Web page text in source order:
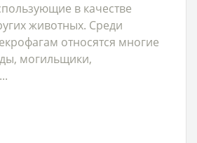
в качестве
животных. Среди
относятся многие
могильщики,